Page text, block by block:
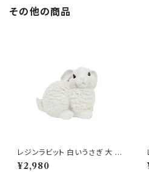
その他の商品
レジンラビット 白いうさぎ 大 卯
ウサギ 置き物 兎 座り
¥2,980